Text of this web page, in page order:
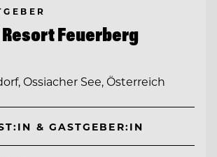
Feuerberg
Ossiacher See, Österreich
& GASTGEBER:IN